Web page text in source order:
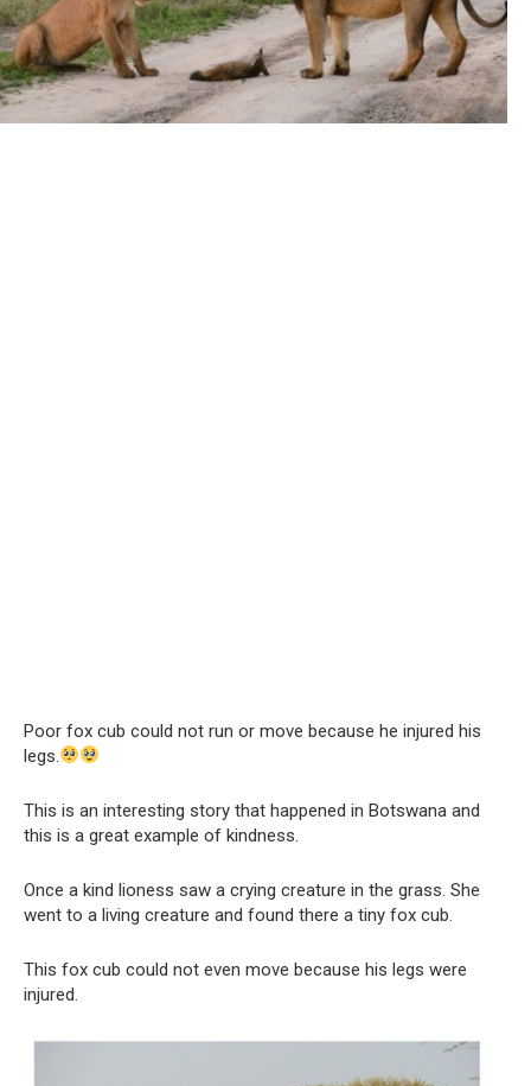
Poor fox cub could not run or move because he injured his
legs.
This is an interesting story that happened in Botswana and
this is a great example of kindness.
Once a kind lioness saw a crying creature in the grass. She
went to a living creature and found there a tiny fox cub.
This fox cub could not even move because his legs were
injured.